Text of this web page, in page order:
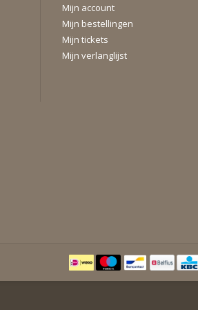
Mijn account
Mijn bestellingen
Mijn tickets
Mijn verlanglijst